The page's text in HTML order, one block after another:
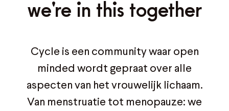
we're in this together
Cycle is een community waar open
minded wordt gepraat over alle
aspecten van het vrouwelijk lichaam.
Van menstruatie tot menopauze: we